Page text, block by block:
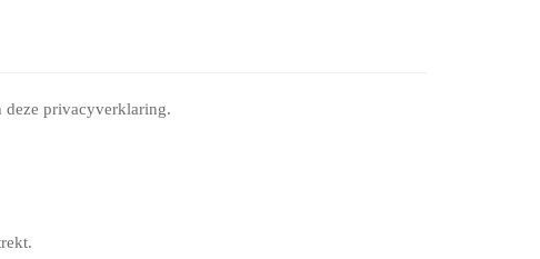
deze privacyverklaring.